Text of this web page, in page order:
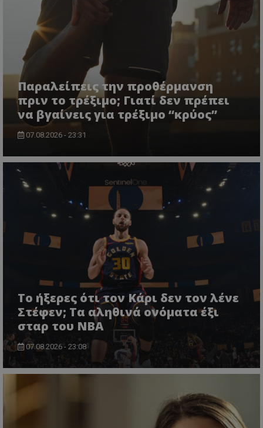
Παραλείπεις την προθέρμανση
πριν το τρέξιμο; Γιατί δεν πρέπει
να βγαίνεις για τρέξιμο “κρύος”
07.08.2026 - 23:31
Το ήξερες ότι τον Κάρι δεν τον λένε
Στέφεν; Τα αληθινά ονόματα έξι
σταρ του NBA
07.08.2026 - 23:08